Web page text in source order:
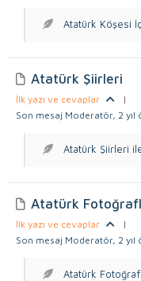
Atatürk Köşesi
Atatürk Şiirleri
İlk yazı ve cevaplar
|
Son mesaj Moderatör, 2 yıl
Atatürk Şiirleri
Atatürk
İlk yazı ve cevaplar
|
Son mesaj Moderatör, 2 yıl
Atatürk